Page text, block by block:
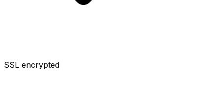
SSL encrypted